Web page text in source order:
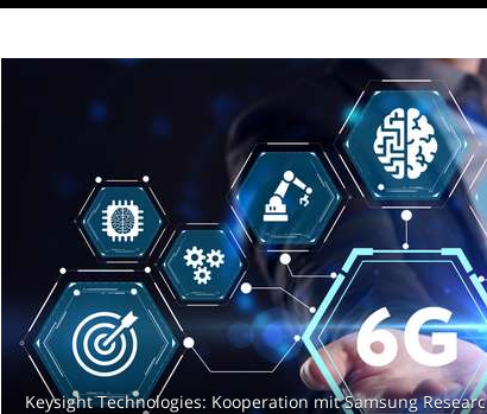
Keysight Technologies: Kooperation mit Samsung